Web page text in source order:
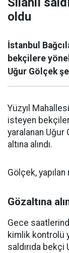
oldu
İstanbul
bekçilere
Uğur Gölçek
Yüzyıl
isteyen
yaralanan
altına alındı.
Gölçek,
Gözaltına
Gece
kimlik kontrolü
saldırıda bekçi